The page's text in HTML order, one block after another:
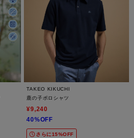
TAKEO KIKUCHI
鹿の子ポロシャツ
¥9,240
40%OFF
さらに15%OFF